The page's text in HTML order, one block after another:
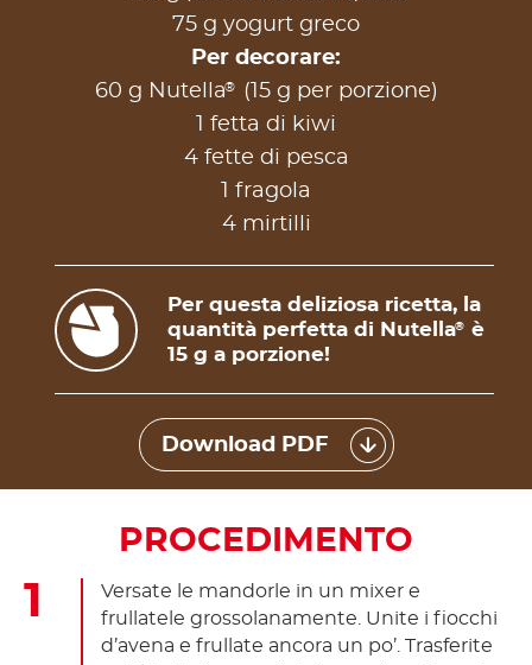
75 g yogurt greco
Per decorare:
60 g Nutella®
(15 g per porzione)
1 fetta di kiwi
4 fette di pesca
1 fragola
4 mirtilli
Per questa deliziosa ricetta, la
quantità perfetta di Nutella®
è
15 g a porzione!
Download PDF
PROCEDIMENTO
Versate le mandorle in un mixer e
frullatele grossolanamente. Unite i fiocchi
d’avena e frullate ancora un po’. Trasferite